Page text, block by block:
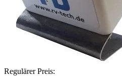
Regulärer Preis: